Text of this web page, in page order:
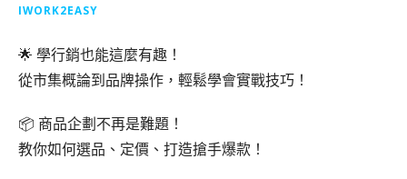
IWORK2EASY
🌟 學行銷也能這麼有趣！
從市集概論到品牌操作，輕鬆學會實戰技巧！
📦 商品企劃不再是難題！
教你如何選品、定價、打造搶手爆款！